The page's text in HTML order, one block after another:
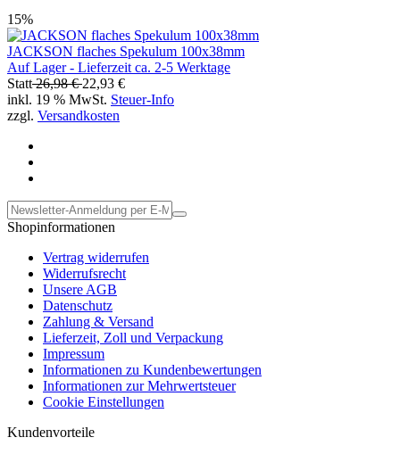
15%
JACKSON flaches Spekulum 100x38mm
Auf Lager - Lieferzeit ca. 2-5 Werktage
Statt26,98 €22,93 €
inkl. 19 % MwSt. Steuer-Info
zzgl. Versandkosten
Shopinformationen
Vertrag widerrufen
Widerrufsrecht
Unsere AGB
Datenschutz
Zahlung & Versand
Lieferzeit, Zoll und Verpackung
Impressum
Informationen zu Kundenbewertungen
Informationen zur Mehrwertsteuer
Cookie Einstellungen
Kundenvorteile